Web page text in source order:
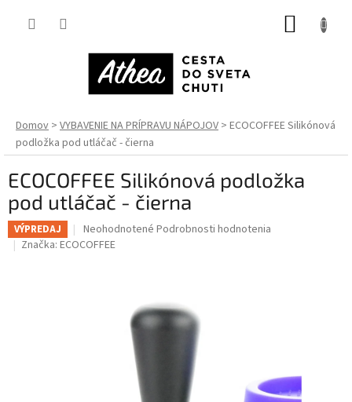
Domov VYBAVENIE NA PRÍPRAVU NÁPOJOV
ECOCOFFEE Silikónová
podložka pod utláčač - čierna
ECOCOFFEE Silikónová podložka
pod utláčač - čierna
VÝPREDAJ
Priemerné
hodnotenie
hviezdičiek.
Neohodnotené Podrobnosti hodnotenia
Značka: ECOCOFFEE